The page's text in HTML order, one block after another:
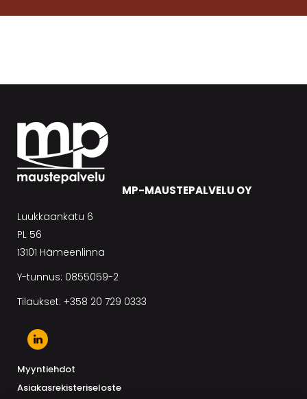
MP-MAUSTEPALVELU OY
Luukkaankatu 6
PL 56
13101 Hämeenlinna
Y-tunnus: 0855059-2
Tilaukset: +358 20 729 0333
Myyntiehdot
Asiakasrekisteriseloste